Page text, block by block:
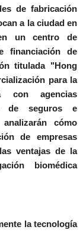
de fabricación
a la ciudad en
un centro de
financiación de
titulada "Hong
para la
con agencias
de seguros e
cómo
de empresas
ventajas de la
biomédica
la tecnología